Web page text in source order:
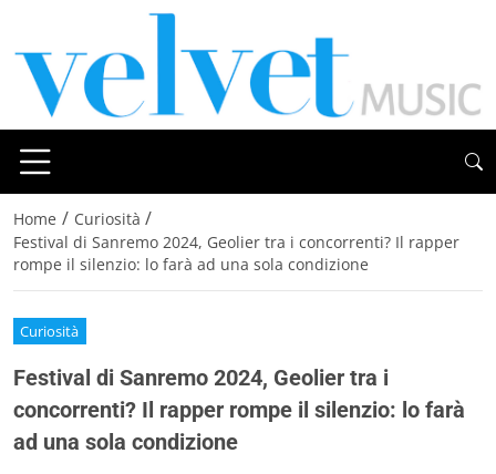
Home / Curiosità /
Festival di Sanremo 2024, Geolier tra i concorrenti? Il rapper
rompe il silenzio: lo farà ad una sola condizione
Curiosità
Festival di Sanremo 2024, Geolier tra i
concorrenti? Il rapper rompe il silenzio: lo farà
ad una sola condizione